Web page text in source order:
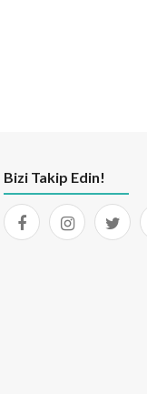
Bizi Takip Edin!